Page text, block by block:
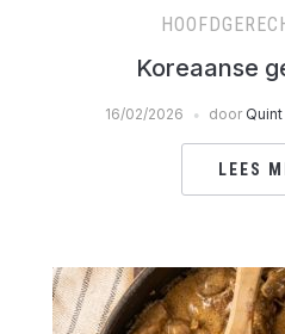
Koreaanse
16/02/2026 door
LEES